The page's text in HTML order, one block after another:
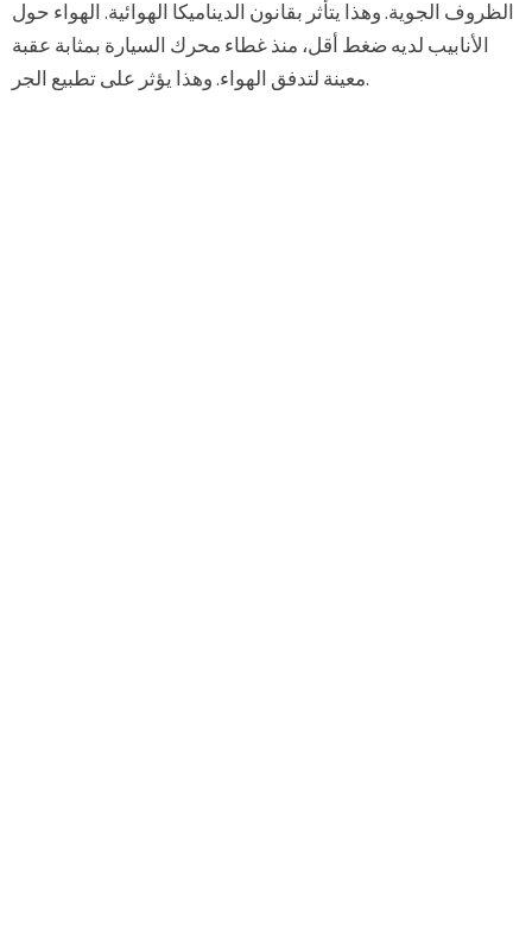
الظروف الجوية. وهذا يتأثر بقانون الديناميكا الهوائية. الهواء حول
الأنابيب لديه ضغط أقل، منذ غطاء محرك السيارة بمثابة عقبة
معينة لتدفق الهواء. وهذا يؤثر على تطبيع الجر.